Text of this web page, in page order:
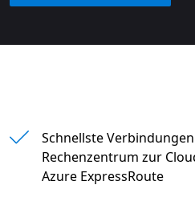
" "
Schnellste
Rechenzentrum zur
Azure ExpressRoute